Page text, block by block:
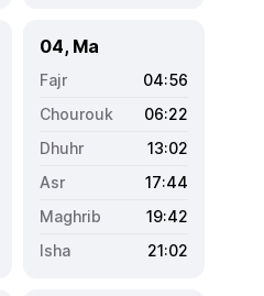
04, Ma
04:56
06:22
13:02
17:44
19:42
21:02